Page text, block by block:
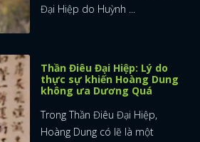
Đại Hiệp do Huỳnh ...
Thần Điêu Đại Hiệp: Lý do
thực sự khiến Hoàng Dung
không ưa Dương Quá
Trong Thần Điêu Đại Hiệp,
Hoàng Dung có lẽ là một